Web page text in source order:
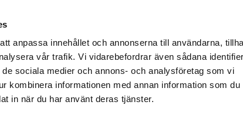
anpassa innehållet och annonserna till användarna,
vår trafik. Vi vidarebefordrar även sådana
sociala medier och annons- och analysföretag som vi
kombinera informationen med annan information som du
in när du har använt deras tjänster.